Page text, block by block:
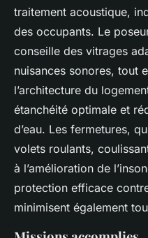
traitement acoustique,
des occupants. Le
conseille des vitrages
nuisances sonores, tout
l’architecture du
étanchéité optimale et
d’eau. Les fermetures,
volets roulants,
à l’amélioration de
protection efficace
minimisent également